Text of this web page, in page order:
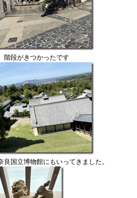
階段がきつかったです
良国立博物館にもいってきました。